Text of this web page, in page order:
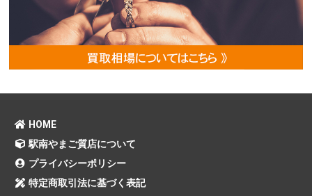
HOME
駅南やまご質店について
プライバシーポリシー
特定商取引法に基づく表記